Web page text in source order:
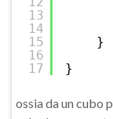
13
14
15
16
17
}
}
ossia da un cubo